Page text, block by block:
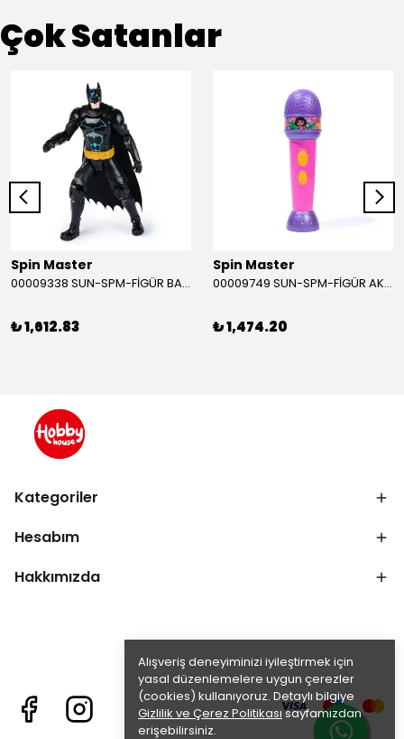
Alışveriş deneyiminizi iyileştirmek için
yasal düzenlemelere uygun çerezler
(cookies) kullanıyoruz. Detaylı bilgiye
Gizlilik ve Çerez Politikasısayfamızdan
erişebilirsiniz.
Çok Satanlar
Spin Master
00009338 SUN-SPM-FİGÜR BATMAN NİNJA STRIKE 30 CM. EXC.
₺ 1,612.83
Spin Master
00009749 SUN-SPM-FİGÜR AKS. DORA MİKROFON YAĞMUR ORMANI RİTMİ (DORA) SESLİ
₺ 1,474.20
Kategoriler
Hesabım
Hakkımızda